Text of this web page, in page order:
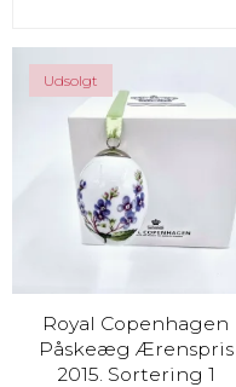
Udsolgt
Royal Copenhagen
Påskeæg Ærenspris
2015. Sortering 1